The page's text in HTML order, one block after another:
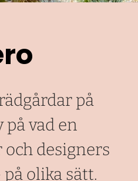
på
vad en
designers
olika sätt.